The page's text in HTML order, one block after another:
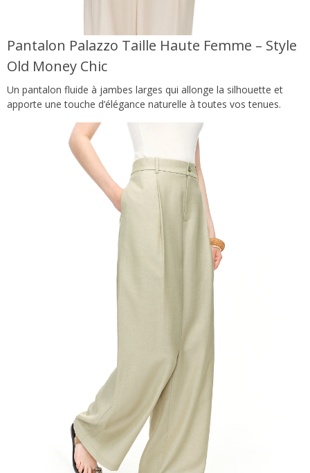
Pantalon Palazzo Taille Haute Femme – Style
Old Money Chic
Un pantalon fluide à jambes larges qui allonge la silhouette et
apporte une touche d’élégance naturelle à toutes vos tenues.